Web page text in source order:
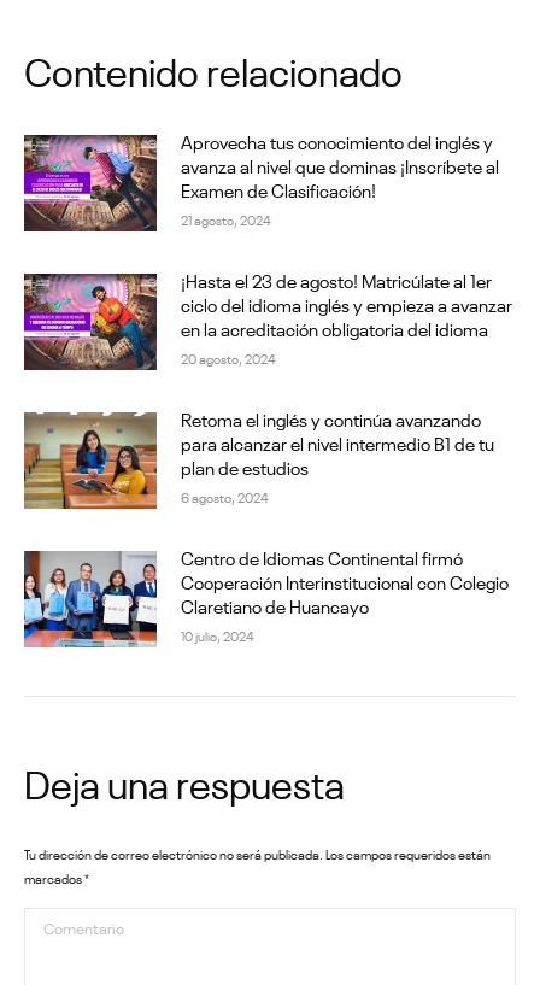
Contenido relacionado
Aprovecha tus conocimiento del inglés y
avanza al nivel que dominas ¡Inscríbete al
Examen de Clasificación!
21 agosto, 2024
¡Hasta el 23 de agosto! Matricúlate al 1er
ciclo del idioma inglés y empieza a avanzar
en la acreditación obligatoria del idioma
20 agosto, 2024
Retoma el inglés y continúa avanzando
para alcanzar el nivel intermedio B1 de tu
plan de estudios
6 agosto, 2024
Centro de Idiomas Continental firmó
Cooperación Interinstitucional con Colegio
Claretiano de Huancayo
10 julio, 2024
Deja una respuesta
Tu dirección de correo electrónico no será publicada. Los campos requeridos están
marcados*
Comentario